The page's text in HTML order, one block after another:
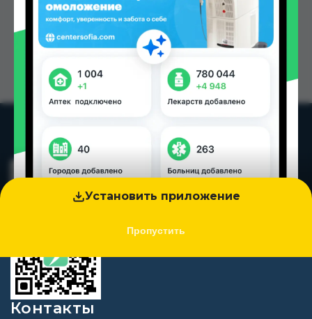
Установить приложение
Пропустить
Контакты